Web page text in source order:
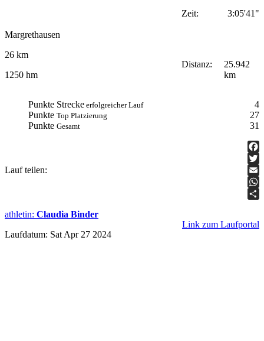
Margrethausen
26 km
1250 hm
Zeit: 3:05'41"
Distanz: 25.942
km
Punkte Strecke erfolgreicher Lauf
4
Punkte Top Platzierung
27
Punkte Gesamt 31
Lauf teilen:
athletin: Claudia Binder
Laufdatum: Sat Apr 27 2024
Link zum Laufportal